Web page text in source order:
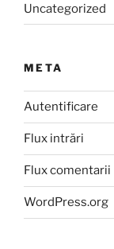
Uncategorized
META
Autentificare
Flux intrări
Flux comentarii
WordPress.org